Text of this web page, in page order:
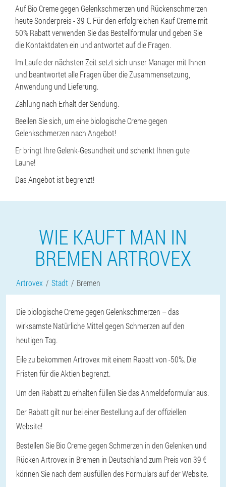
Auf Bio Creme gegen Gelenkschmerzen und Rückenschmerzen
heute Sonderpreis - 39 €. Für den erfolgreichen Kauf Creme mit
50% Rabatt verwenden Sie das Bestellformular und geben Sie
die Kontaktdaten ein und antwortet auf die Fragen.
Im Laufe der nächsten Zeit setzt sich unser Manager mit Ihnen
und beantwortet alle Fragen über die Zusammensetzung,
Anwendung und Lieferung.
Zahlung nach Erhalt der Sendung.
Beeilen Sie sich, um eine biologische Creme gegen
Gelenkschmerzen nach Angebot!
Er bringt Ihre Gelenk-Gesundheit und schenkt Ihnen gute
Laune!
Das Angebot ist begrenzt!
WIE KAUFT MAN IN
BREMEN ARTROVEX
Artrovex Stadt Bremen
Die biologische Creme gegen Gelenkschmerzen – das
wirksamste Natürliche Mittel gegen Schmerzen auf den
heutigen Tag.
Eile zu bekommen Artrovex mit einem Rabatt von -50%. Die
Fristen für die Aktien begrenzt.
Um den Rabatt zu erhalten füllen Sie das Anmeldeformular aus.
Der Rabatt gilt nur bei einer Bestellung auf der offiziellen
Website!
Bestellen Sie Bio Creme gegen Schmerzen in den Gelenken und
Rücken Artrovex in Bremen in Deutschland zum Preis von 39 €
können Sie nach dem ausfüllen des Formulars auf der Website.